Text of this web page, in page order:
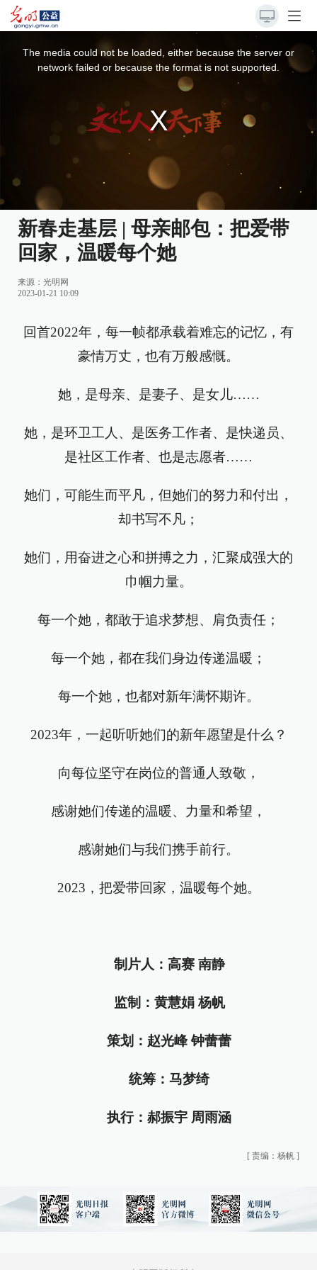
The media could not be loaded, either because the server or
network failed or because the format is not supported.
新春走基层 | 母亲邮包：把爱带
回家，温暖每个她
来源： 光明网
2023-01-21 10:09
回首2022年，每一帧都承载着难忘的记忆，有
豪情万丈，也有万般感慨。
她，是母亲、是妻子、是女儿……
她，是环卫工人、是医务工作者、是快递员、
是社区工作者、也是志愿者……
她们，可能生而平凡，但她们的努力和付出，
却书写不凡；
她们，用奋进之心和拼搏之力，汇聚成强大的
巾帼力量。
每一个她，都敢于追求梦想、肩负责任；
每一个她，都在我们身边传递温暖；
每一个她，也都对新年满怀期许。
2023年，一起听听她们的新年愿望是什么？
向每位坚守在岗位的普通人致敬，
感谢她们传递的温暖、力量和希望，
感谢她们与我们携手前行。
2023，把爱带回家，温暖每个她。
制片人：高赛 南静
监制：黄慧娟 杨帆
策划：赵光峰 钟蕾蕾
统筹：马梦绮
执行：郝振宇 周雨涵
[ 责编：杨帆 ]